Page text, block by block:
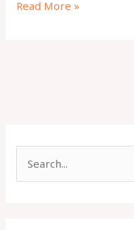
Read More »